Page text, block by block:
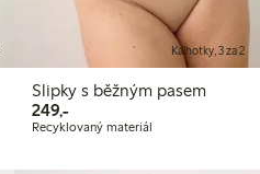
Kalhotky, 3 za 2
Slipky s běžným pasem
249,-249,00 Kč
Recyklovaný materiál